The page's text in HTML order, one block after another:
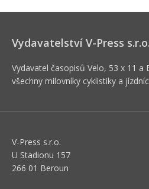
Vydavatelství V-Press s.r.o.
Vydavatel časopisů Velo, 53 x 11 a
všechny milovníky cyklistiky a
V-Press s.r.o.
U Stadionu 157
266 01 Beroun